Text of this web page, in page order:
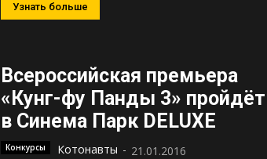
Узнать больше
Всероссийская премьера
«Кунг-фу Панды 3» пройдёт
в Синема Парк DELUXE
Конкурсы Котонавты - 21.01.2016